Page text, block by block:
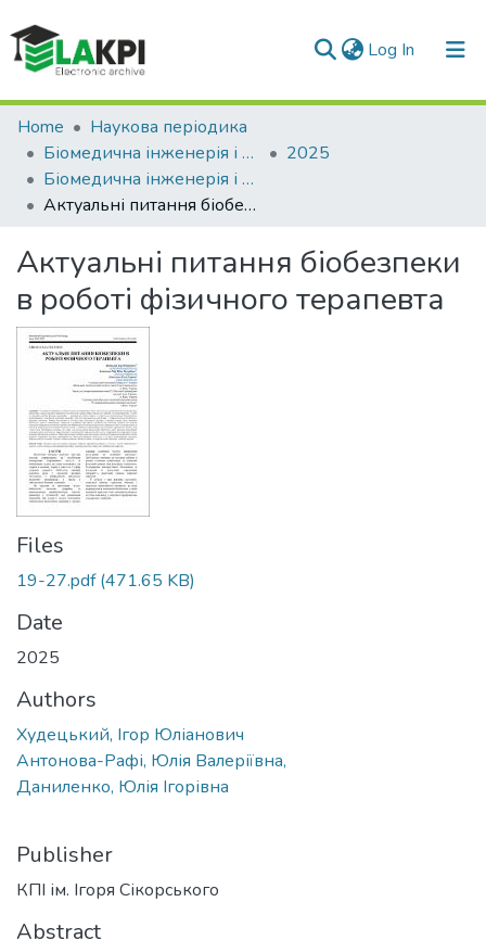
Log In (current)
Communities & Collections
All of DSpace
Statistics
Home
Наукова періодика
Біомедична інженерія і технологія
2025
Біомедична інженерія і технологія, Том 2, № 17: Біобезпека. Спецвипуск
Актуальні питання біобезпеки в роботі фізичного терапевта
Актуальні питання біобезпеки
в роботі фізичного терапевта
Files
19-27.pdf(471.65 KB)
Date
2025
Authors
Худецький, Ігор Юліанович
Антонова-Рафі, Юлія Валеріївна,
Даниленко, Юлія Ігорівна
Publisher
КПІ ім. Ігоря Сікорського
Abstract